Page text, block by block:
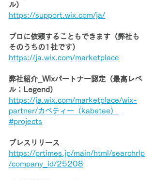
ル）
https://support.wix.com/ja/
プロに依頼することもできます（弊社も
そのうちの1社です）
https://ja.wix.com/marketplace
弊社紹介_Wixパートナー認定（最高レベ
ル：Legend）
https://ja.wix.com/marketplace/wix-
partner/カベティー（kabetee）
#projects
プレスリリース
https://prtimes.jp/main/html/searchrlp
/company_id/25208